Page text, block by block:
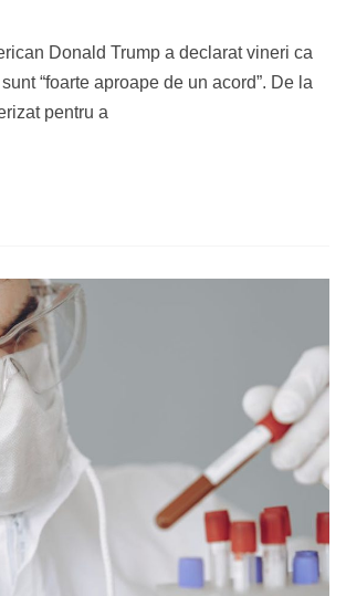
Donald Trump a declarat vineri ca
“foarte aproape de un acord”. De la
pentru a